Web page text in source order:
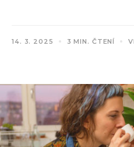
14. 3. 2025 3 MIN. ČTENÍ